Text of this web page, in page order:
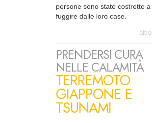
persone sono state costrette a
fuggire dalle loro case.
altro
PRENDERSI CURA
NELLE CALAMITÀ
TERREMOTO
GIAPPONE E
TSUNAMI